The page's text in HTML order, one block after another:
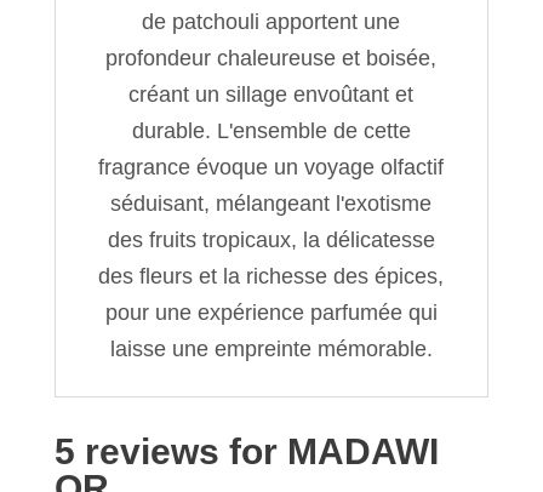
de patchouli apportent une
profondeur chaleureuse et boisée,
créant un sillage envoûtant et
durable. L'ensemble de cette
fragrance évoque un voyage olfactif
séduisant, mélangeant l'exotisme
des fruits tropicaux, la délicatesse
des fleurs et la richesse des épices,
pour une expérience parfumée qui
laisse une empreinte mémorable.
5 reviews for MADAWI